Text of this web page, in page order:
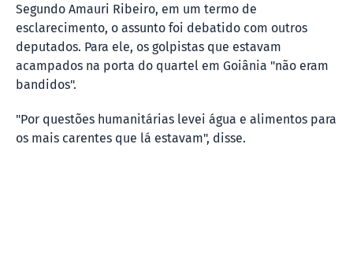
Segundo Amauri Ribeiro, em um termo de
esclarecimento, o assunto foi debatido com outros
deputados. Para ele, os golpistas que estavam
acampados na porta do quartel em Goiânia "não eram
bandidos".
"Por questões humanitárias levei água e alimentos para
os mais carentes que lá estavam", disse.